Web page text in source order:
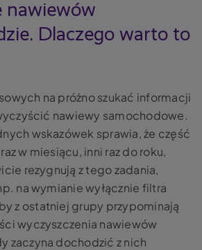
nawiewów
Dlaczego warto to
na próżno szukać informacji
nawiewy samochodowe.
wskazówek sprawia, że część
w miesiącu, inni raz do roku,
rezygnują z tego zadania,
na wymianie wyłącznie filtra
z ostatniej grupy przypominają
wyczyszczenia nawiewów
zaczyna dochodzić z nich